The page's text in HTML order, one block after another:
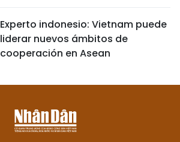
Experto indonesio: Vietnam puede
liderar nuevos ámbitos de
cooperación en Asean